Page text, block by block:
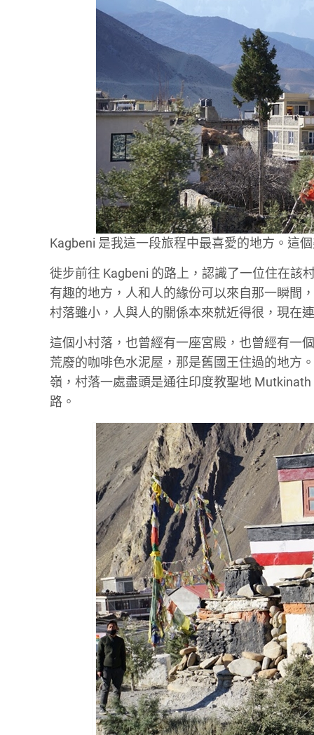
Kagbeni 是我這一段旅程中最喜愛的地方。這
徙步前往 Kagbeni 的路上，認識了一位住在該
有趣的地方，人和人的緣份可以來自那一瞬間
村落雖小，人與人的關係本來就近得很，現在
這個小村落，也曾經有一座宮殿，也曾經有一
荒廢的咖啡色水泥屋，那是舊國王住過的地方
嶺，村落一處盡頭是通往印度教聖地
路。